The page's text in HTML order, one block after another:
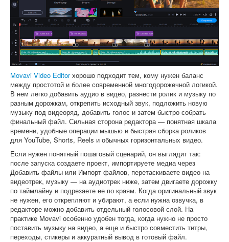
Movavi Video Editorхорошо подходит тем, кому нужен баланс
между простотой и более современной многодорожечной логикой.
В нем легко добавить аудио в видео, разнести ролик и музыку по
разным дорожкам, открепить исходный звук, подложить новую
музыку под видеоряд, добавить голос и затем быстро собрать
финальный файл. Сильная сторона редактора — понятная шкала
времени, удобные операции мышью и быстрая сборка роликов
для YouTube, Shorts, Reels и обычных горизонтальных видео.
Если нужен понятный пошаговый сценарий, он выглядит так:
после запуска создаете проект, импортируете медиа через
Добавить файлы или Импорт файлов, перетаскиваете видео на
видеотрек, музыку — на аудиотрек ниже, затем двигаете дорожку
по таймлайну и подрезаете ее по краям. Когда оригинальный звук
не нужен, его открепляют и убирают, а если нужна озвучка, в
редакторе можно добавить отдельный голосовой слой. На
практике Movavi особенно удобен тогда, когда нужно не просто
поставить музыку на видео, а еще и быстро совместить титры,
переходы, стикеры и аккуратный вывод в готовый файл.